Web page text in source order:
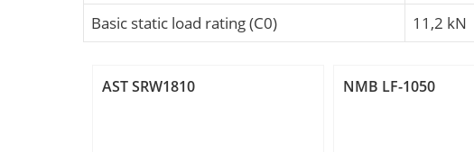
Basic static load rating (C0)
11,2 kN
AST SRW1810 NMB LF-1050